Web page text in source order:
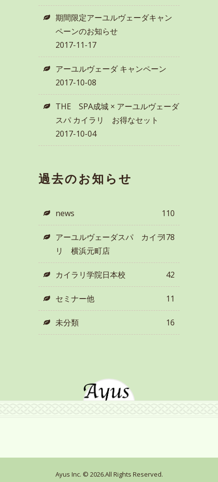
期間限定アーユルヴェーダキャン
ペーンのお知らせ
2017-11-17
アーユルヴェーダ キャンペーン
2017-10-08
THE SPA成城 × アーユルヴェーダ
スパ カイラリ お得なセット
2017-10-04
過去のお知らせ
news 110
アーユルヴェーダスパ カイラ
リ 横浜元町店
178
カイラリ学院日本校 42
セミナー他 11
未分類 16
Ayus Inc. © 2026.All Rights Reserved.